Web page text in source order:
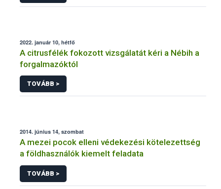
2022. január 10, hétfő
A citrusfélék fokozott vizsgálatát kéri a Nébih a
forgalmazóktól
TOVÁBB >
2014. június 14, szombat
A mezei pocok elleni védekezési kötelezettség
a földhasználók kiemelt feladata
TOVÁBB >